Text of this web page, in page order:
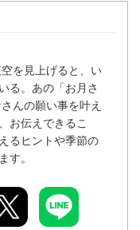
を見上げると、い
る。あの「お月さ
んの願い事を叶え
お伝えできるこ
るヒントや季節の
す。